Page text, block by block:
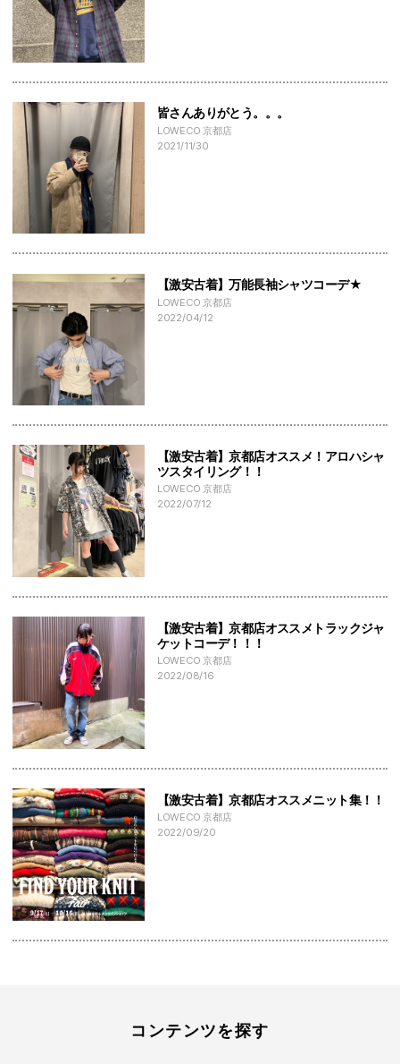
皆さんありがとう。。。
LOWECO 京都店
2021/11/30
【激安古着】万能長袖シャツコーデ★
LOWECO 京都店
2022/04/12
【激安古着】京都店オススメ！アロハシャ
ツスタイリング！！
LOWECO 京都店
2022/07/12
【激安古着】京都店オススメトラックジャ
ケットコーデ！！！
LOWECO 京都店
2022/08/16
【激安古着】京都店オススメニット集！！
LOWECO 京都店
2022/09/20
コンテンツを探す